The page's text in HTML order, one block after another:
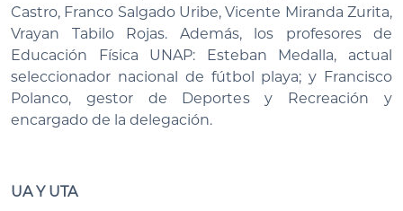
Castro, Franco Salgado Uribe, Vicente Miranda Zurita,
Vrayan Tabilo Rojas. Además, los profesores de
Educación Física UNAP: Esteban Medalla, actual
seleccionador nacional de fútbol playa; y Francisco
Polanco, gestor de Deportes y Recreación y
encargado de la delegación.
UA Y UTA